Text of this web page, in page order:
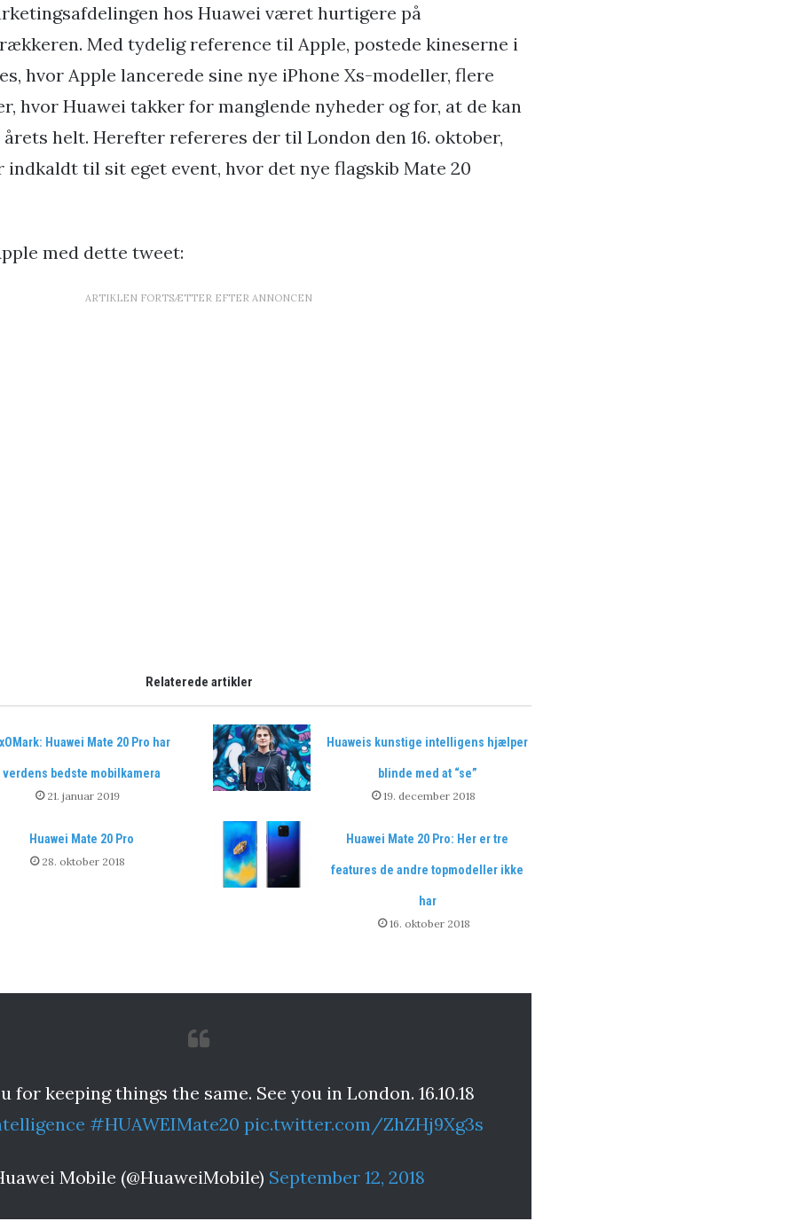
hos Huawei været hurtigere på
Med tydelig reference til Apple, postede kineserne i
hvor Apple lancerede sine nye iPhone Xs-modeller, flere
hvor Huawei takker for manglende nyheder og for, at de kan
helt. Herefter refereres der til London den 16. oktober,
indkaldt til sit eget event, hvor det nye flagskib Mate 20
med dette tweet:
ARTIKLEN FORTSÆTTER EFTER ANNONCEN
Relaterede artikler
Huawei Mate 20 Pro har
verdens bedste mobilkamera
21. januar 2019
Huaweis kunstige intelligens hjælper
blinde med at “se”
19. december 2018
Huawei Mate 20 Pro
28. oktober 2018
Huawei Mate 20 Pro: Her er tre
features de andre topmodeller ikke
har
16. oktober 2018
for keeping things the same. See you in London. 16.10.18
#HUAWEIMate20 pic.twitter.com/ZhZHj9Xg3s
Mobile (@HuaweiMobile) September 12, 2018